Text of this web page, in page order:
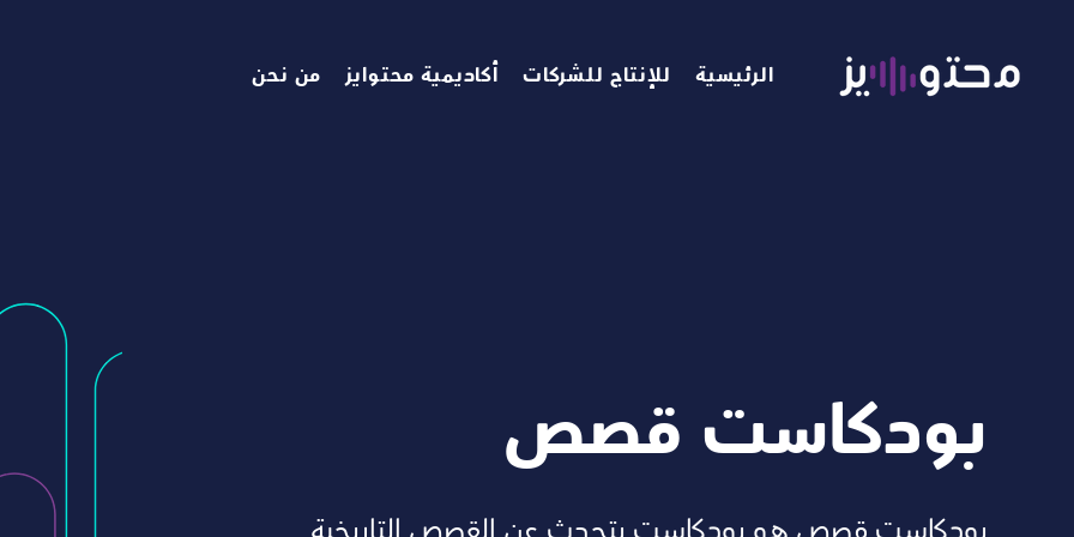
الرئيسية للإنتاج للشركات أكاديمية محتوايز من نحن
بودكاست قصص